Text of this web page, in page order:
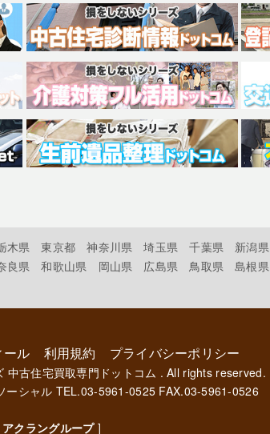
木県 東京都 神奈川県 埼玉県 千葉県 新潟県
良県 和歌山県 岡山県 広島県 鳥取県 島根県
ール 利用規約 プライバシーポリシー
中古住宅買取専門ドットコム . All rights reserved.
ーシャル TEL.03-5961-0525 FAX.03-5961-0526
アクラングループ]